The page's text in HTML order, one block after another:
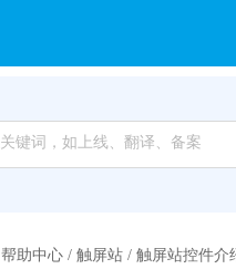
帮助中心/ 触屏站/ 触屏站控件介